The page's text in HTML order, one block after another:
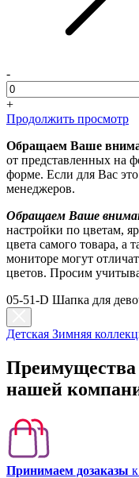
-
+
Продолжить просмотр
Обращаем Ваше
от представленных на
форме. Если для Вас
менеджеров.
Обращаем Ваше
настройки по цветам,
цвета самого товара, а
мониторе могут
цветов. Просим
05-51-D Шапка для
Детская Зимняя
Преимущества
нашей
Принимаем дозаказы